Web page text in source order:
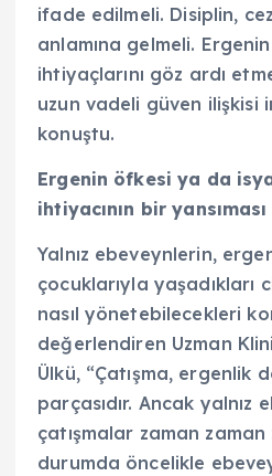
ifade edilmeli. Disiplin,
anlamına gelmeli.
ihtiyaçlarını göz ardı
uzun vadeli güven ilişkisi
konuştu.
Ergenin öfkesi ya da
ihtiyacının bir
Yalnız ebeveynlerin,
çocuklarıyla yaşadıkları
nasıl yönetebilecekleri
değerlendiren Uzman
Ülkü, “Çatışma, ergenlik
parçasıdır. Ancak yalnız
çatışmalar zaman zaman
durumda öncelikle